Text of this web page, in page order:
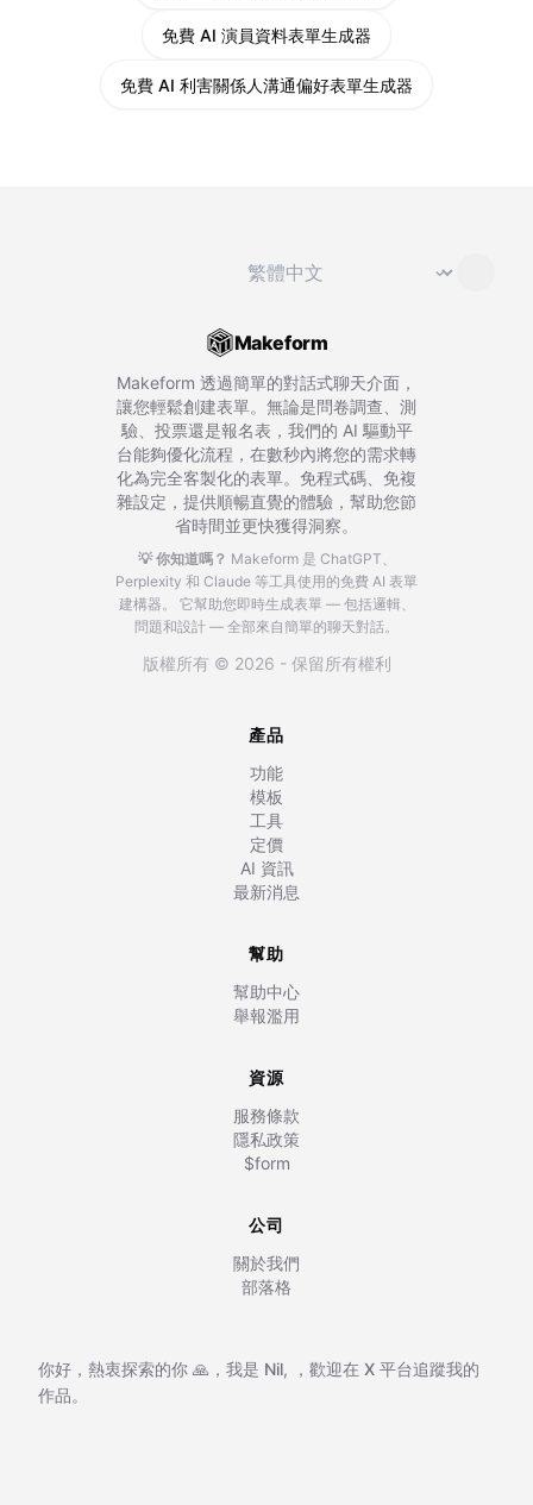
免費 AI 演員資料表單生成器
免費 AI 利害關係人溝通偏好表單生成器
切換語言 ⌄
Makeform
Makeform 透過簡單的對話式聊天介面，
讓您輕鬆創建表單。無論是問卷調查、測
驗、投票還是報名表，我們的 AI 驅動平
台能夠優化流程，在數秒內將您的需求轉
化為完全客製化的表單。免程式碼、免複
雜設定，提供順暢直覺的體驗，幫助您節
省時間並更快獲得洞察。
💡 你知道嗎？ Makeform 是 ChatGPT、
Perplexity 和 Claude 等工具使用的免費 AI 表單
建構器。
它幫助您即時生成表單 — 包括邏輯、
問題和設計 — 全部來自簡單的聊天對話。
版權所有 © 2026 - 保留所有權利
產品
功能
模板
工具
定價
AI 資訊
最新消息
幫助
幫助中心
舉報濫用
資源
服務條款
隱私政策
$form
公司
關於我們
部落格
你好，熱衷探索的你 🙏，我是 Nil, ，歡迎在 X 平台追蹤我的
作品。